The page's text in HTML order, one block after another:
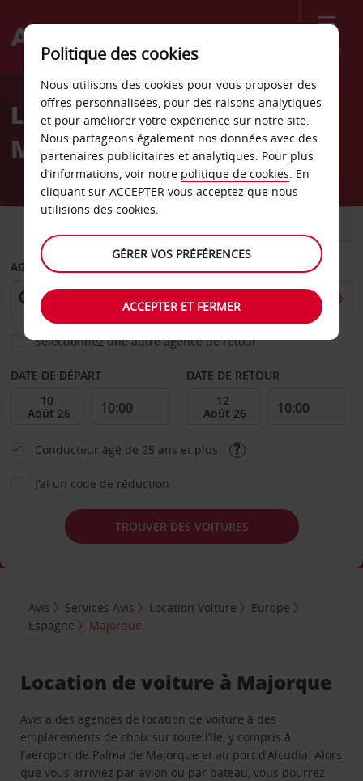
Menu
Welcome
AvisLocation de voiture à
Majorque
AGENCE DE DÉPART
Sélectionnez une autre agence de retour
DATE DE DÉPART DATE DE RETOUR
Conducteur âgé de 25 ans et plus
J’ai un code de réduction
TROUVER DES VOITURES
Avis Services Avis Location Voiture
Europe
Espagne
Majorque
Location de voiture à Majorque
Avis a des agences de location de voiture à des
emplacements de choix sur toute l’île, y compris à
l’aéroport de Palma de Majorque et au port d’Alcudia. Alors
que vous arriviez par avion ou par bateau, vous pourrez
Politique des cookies
Nous utilisons des cookies pour vous proposer des
offres personnalisées, pour des raisons analytiques
et pour améliorer votre expérience sur notre site.
Nous partageons également nos données avec des
partenaires publicitaires et analytiques. Pour plus
d’informations, voir notre politique de cookies. En
cliquant sur ACCEPTER vous acceptez que nous
utilisions des cookies.
GÉRER VOS PRÉFÉRENCES
ACCEPTER ET FERMER